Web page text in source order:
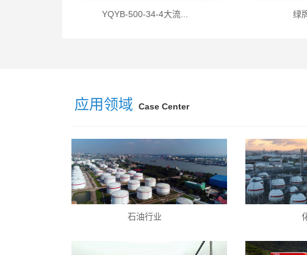
YQYB-500-34-4大流... 绿
应用领域 Case Center
石油行业